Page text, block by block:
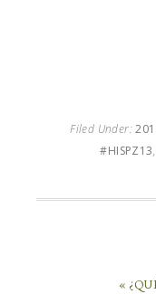
Filed Under:
#HISPZ13,
«